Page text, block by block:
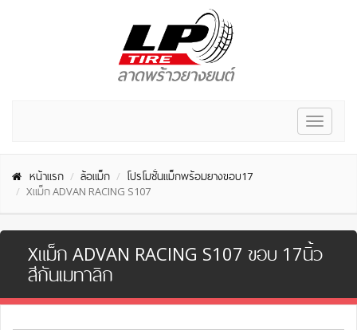
Toggle
หน้าแรก ล้อแม็ก
โปรโมชั่นแม็กพร้อมยางขอบ17
Xแม็ก ADVAN RACING S107
Xแม็ก ADVAN RACING S107 ขอบ 17นิ้ว
สีกันเมทาลิก